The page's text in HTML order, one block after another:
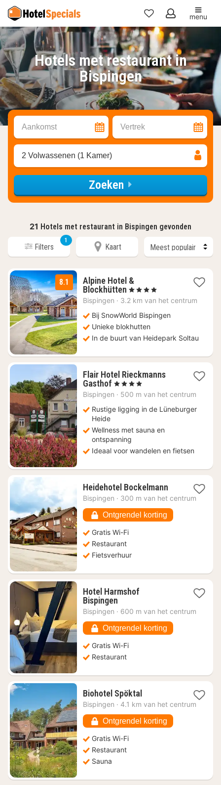
Mijn
favorieten
menu
Hotels met restaurant in
Bispingen
Aankomst Vertrek
2 Volwassenen (1 Kamer)
Zoeken
21 Hotels met restaurant in Bispingen gevonden
Filters
1
Kaart
8.1
Alpine Hotel &
Blockhütten 1
nacht
€
99
, 4 Sterren
Bispingen · 3.2 km van het centrum
Bij SnowWorld Bispingen
Unieke blokhutten
In de buurt van Heidepark Soltau
Flair Hotel Rieckmanns
Gasthof 1
nacht
€
, 4 Sterren
Bispingen · 500 m van het centrum
Rustige ligging in de Lüneburger
Heide
Wellness met sauna en
ontspanning
Ideaal voor wandelen en fietsen
Heidehotel Bockelmann1
nacht
116,07
Bispingen · 300 m van het centrum
Ontgrendel korting
Gratis Wi-Fi
Restaurant
Fietsverhuur
Hotel Harmshof
Bispingen1
nacht
€
78,89
Bispingen · 600 m van het centrum
Ontgrendel korting
Gratis Wi-Fi
Restaurant
Biohotel Spöktal1
nacht
€
97,53
Bispingen · 4.1 km van het centrum
Ontgrendel korting
Gratis Wi-Fi
Restaurant
Sauna